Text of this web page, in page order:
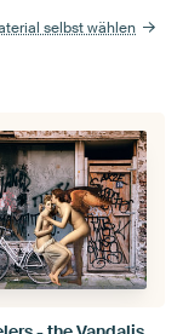
selbst wählen